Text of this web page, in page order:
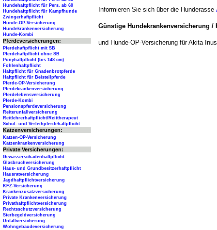
Informieren Sie sich über die Hunderasse
Günstige Hundekrankenversicherung
und Hunde-OP-Versicherung für Akita
Hundehaftpflicht für Pers. ab 60
Hundehaftpflicht für Kampfhunde
Zwingerhaftpflicht
Hunde-OP-Versicherung
Hundekrankenversicherung
Hunde-Kombi
Pferdeversicherungen:
Pferdehaftpflicht mit SB
Pferdehaftpflicht ohne SB
Ponyhaftpflicht (bis 148 cm)
Fohlenhaftpflicht
Haftpflicht für Gnadenbrotpferde
Haftpflicht für Beistellpferde
Pferde-OP-Versicherung
Pferdekrankenversicherung
Pferdelebensversicherung
Pferde-Kombi
Pensionspferdeversicherung
Reiterunfallversicherung
Reitlehrerhaftpflicht/Reittherapeut
Schul- und Verleihpferdehaftpflicht
Katzenversicherungen:
Katzen-OP-Versicherung
Katzenkrankenversicherung
Private Versicherungen:
Gewässerschadenhaftpflicht
Glasbruchversicherung
Haus- und Grundbesitzerhaftpflicht
Hausratversicherung
Jagdhaftpflichtversicherung
KFZ-Versicherung
Krankenzusatzversicherung
Private Krankenversicherung
Privathaftpflichtversicherung
Rechtsschutzversicherung
Sterbegeldversicherung
Unfallversicherung
Wohngebäudeversicherung